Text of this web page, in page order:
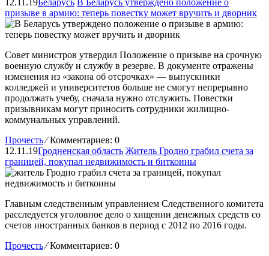
12.11.19Беларусь В Беларусь утверждено положение о
призыве в армию: теперь повестку может вручить и дворник
Совет министров утвердил Положение о призыве на срочную
военную службу и службу в резерве. В документе отражены
изменения из «закона об отсрочках» — выпускники
колледжей и университетов больше не смогут непрерывно
продолжать учебу, сначала нужно отслужить. Повестки
призывникам могут приносить сотрудники жилищно-
коммунальных управлений.
Прочесть ⁄Комментариев: 0
12.11.19Гродненская область Житель Гродно грабил счета за
границей, покупал недвижимость и биткоины
Главным следственным управлением Следственного комитета
расследуется уголовное дело о хищении денежных средств со
счетов иностранных банков в период с 2012 по 2016 годы.
Прочесть ⁄Комментариев: 0